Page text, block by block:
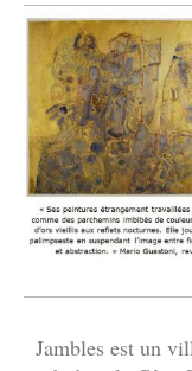
Jambles est un